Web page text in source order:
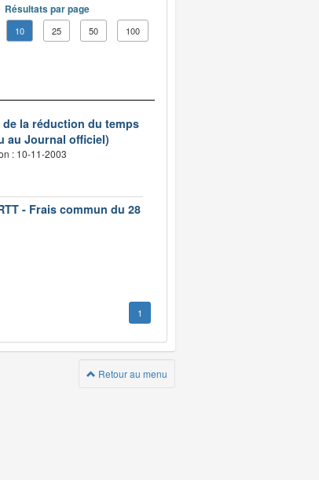
Résultats par page
10 25 50 100
la réduction du temps
au Journal officiel)
: 10-11-2003
- Frais commun du 28
1
Retour au menu